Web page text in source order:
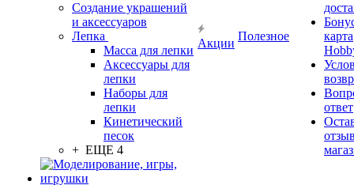
Создание украшений
и аксессуаров
Лепка
Масса для лепки
Аксессуары для
лепки
Наборы для
лепки
Кинетический
песок
+ ЕЩЕ 4
Акции
Полезное
карта
ответ